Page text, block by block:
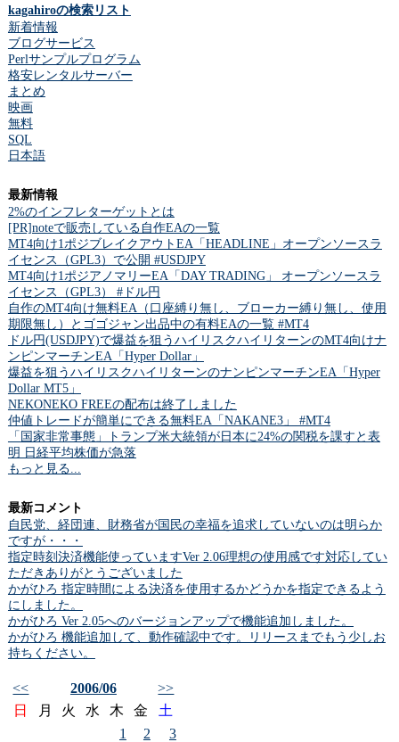
kagahiroの検索リスト
新着情報
ブログサービス
Perlサンプルプログラム
格安レンタルサーバー
まとめ
映画
無料
SQL
日本語
最新情報
2%のインフレターゲットとは
[PR]noteで販売している自作EAの一覧
MT4向け1ポジブレイクアウトEA「HEADLINE」オープンソースラ
イセンス（GPL3）で公開 #USDJPY
MT4向け1ポジアノマリーEA「DAY TRADING」 オープンソースラ
イセンス（GPL3） #ドル円
自作のMT4向け無料EA（口座縛り無し、ブローカー縛り無し、使用
期限無し）とゴゴジャン出品中の有料EAの一覧 #MT4
ドル円(USDJPY)で爆益を狙うハイリスクハイリターンのMT4向けナ
ンピンマーチンEA「Hyper Dollar」
爆益を狙うハイリスクハイリターンのナンピンマーチンEA「Hyper
Dollar MT5」
NEKONEKO FREEの配布は終了しました
仲値トレードが簡単にできる無料EA「NAKANE3」 #MT4
「国家非常事態」トランプ米大統領が日本に24%の関税を課すと表
明 日経平均株価が急落
もっと見る...
最新コメント
自民党、経団連、財務省が国民の幸福を追求していないのは明らか
ですが・・・
指定時刻決済機能使っていますVer 2.06理想の使用感です対応してい
ただきありがとうございました
かがひろ 指定時間による決済を使用するかどうかを指定できるよう
にしました。
かがひろ Ver 2.05へのバージョンアップで機能追加しました。
かがひろ 機能追加して、動作確認中です。リリースまでもう少しお
持ちください。
<< 2006/06
>>
日
月 火 水 木 金
土
1
2 3